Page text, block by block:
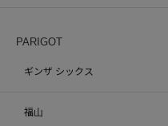
PARIGOT
ギンザ シックス
福山